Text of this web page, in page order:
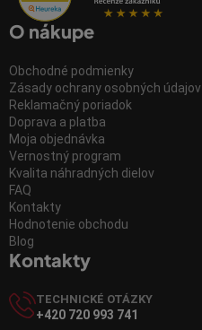
O nákupe
Obchodné podmienky
Zásady ochrany osobných údajov
Reklamačný poriadok
Doprava a platba
Moja objednávka
Vernostný program
Kvalita náhradných dielov
FAQ
Kontakty
Hodnotenie obchodu
Blog
Kontakty
TECHNICKÉ OTÁZKY
+420 720 993 741